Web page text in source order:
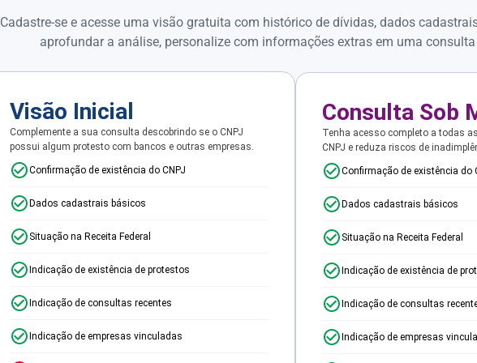
Cadastre-se e acesse uma visão gratuita com histórico de dívidas, dados
aprofundar a análise, personalize com informações extras em uma
Visão Inicial
Complemente a sua consulta descobrindo se o CNPJ
possui algum protesto com bancos e outras empresas.
Confirmação de existência do CNPJ
Dados cadastrais básicos
Situação na Receita Federal
Indicação de existência de protestos
Indicação de consultas recentes
Indicação de empresas vinculadas
Consulta Sob
Tenha acesso completo a todas
CNPJ e reduza riscos de
Confirmação de existência do
Dados cadastrais básicos
Situação na Receita Federal
Indicação de existência de
Indicação de consultas
Indicação de empresas